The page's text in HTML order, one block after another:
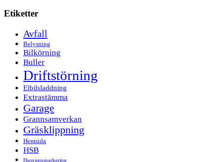
Etiketter
Avfall
Belysning
Bilkörning
Buller
Driftstörning
Elbilsladdning
Extrastämma
Garage
Grannsamverkan
Gräsklippning
Hemsida
HSB
Husvagnsparkering